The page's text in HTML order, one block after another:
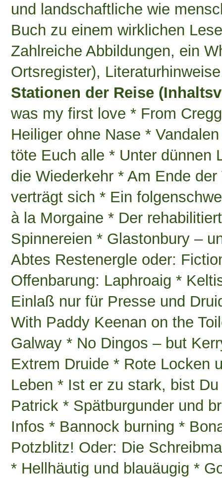
und landschaftliche wie
Buch zu einem wirklichen
Zahlreiche Abbildungen, ein
Ortsregister),
Stationen der Reise
was my first love * From
Heiliger ohne Nase *
töte Euch alle * Unter dünnen
die Wiederkehr * Am Ende
verträgt sich * Ein
à la Morgaine * Der
Spinnereien * Glastonbury –
Abtes Restenergle oder:
Offenbarung: Laphroaig *
Einlaß nur für Presse und
With Paddy Keenan on the
Galway * No Dingos – but
Extrem Druide * Rote Locken
Leben * Ist er zu stark, bist
Patrick * Spätburgunder und
Infos * Bannock burning *
Potzblitz! Oder: Die
* Hellhäutig und blauäugig *